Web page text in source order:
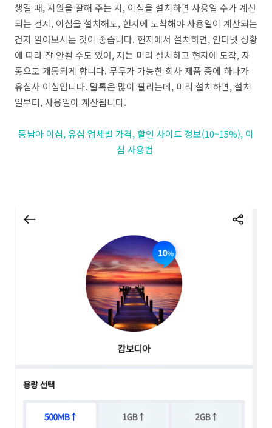
생길 때, 지원을 잘해 주는 지, 이심을 설치하면 사용일 수가 계산
되는 건지, 이심을 설치해도, 현지에 도착해야 사용일이 계산되는
건지 알아보시는 것이 좋습니다. 현지에서 설치하면, 인터넷 상황
에 따라 잘 안될 수도 있어, 저는 미리 설치하고 현지에 도착, 자
동으로 개통되게 합니다. 무두가 가능한 회사 제품 중에 하나가
유심사 이심입니다. 말톡은 많이 팔리는데, 미리 설치하면, 설치
일부터, 사용일이 계산됩니다.
동남아 이심, 유심 업체별 가격, 할인 사이트 정보(10~15%), 이
심 사용법